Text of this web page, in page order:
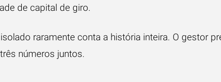
de capital de giro.
raramente conta a história inteira. O gestor
números juntos.